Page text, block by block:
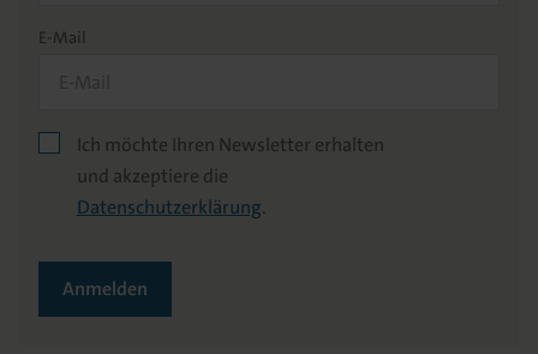
E-Mail
Ich möchte Ihren Newsletter erhalten
und akzeptiere die
Datenschutzerklärung.
Anmelden